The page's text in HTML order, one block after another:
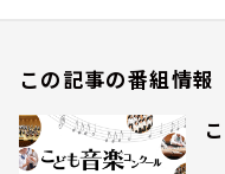
この記事の番組情報